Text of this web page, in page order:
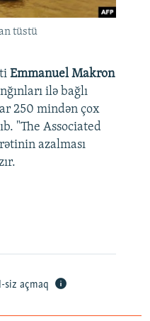
tüstü
Emmanuel Makron
ilə bağlı
250 mindən çox
"The Associated
azalması
siz açmaq